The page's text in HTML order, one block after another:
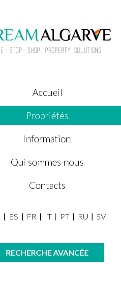
Accueil
Propriétés
Information
Qui sommes-nous
Contacts
ES FR IT PT RU SV
RECHERCHE AVANCÉE